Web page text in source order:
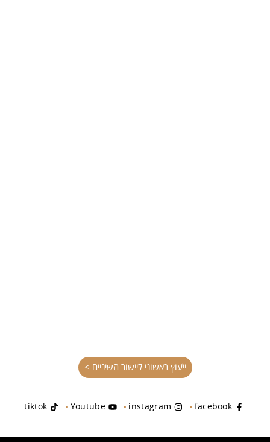
ייעוץ ראשוני ליישור השיניים >
facebook
instagram
Youtube
tiktok